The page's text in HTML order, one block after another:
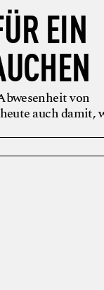
EIN
von
auch damit,